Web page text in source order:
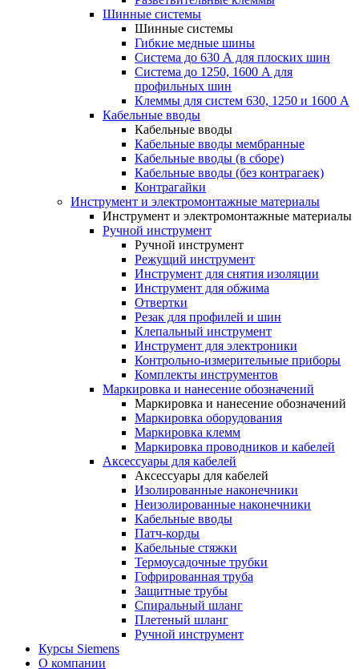
Шинные системы
Шинные системы
Гибкие медные шины
Система до 630 А для плоских шин
Система до 1250, 1600 А для
профильных шин
Клеммы для систем 630, 1250 и 1600 А
Кабельные вводы
Кабельные вводы
Кабельные вводы мембранные
Кабельные вводы (в сборе)
Кабельные вводы (без контрагаек)
Контрагайки
Инструмент и электромонтажные материалы
Инструмент и электромонтажные материалы
Ручной инструмент
Ручной инструмент
Режущий инструмент
Инструмент для снятия изоляции
Инструмент для обжима
Отвертки
Резак для профилей и шин
Клепальный инструмент
Инструмент для электроники
Контрольно-измерительные приборы
Комплекты инструментов
Маркировка и нанесение обозначений
Маркировка и нанесение обозначений
Маркировка оборудования
Маркировка клемм
Маркировка проводников и кабелей
Аксессуары для кабелей
Аксессуары для кабелей
Изолированные наконечники
Неизолированные наконечники
Кабельные вводы
Патч-корды
Кабельные стяжки
Термоусадочные трубки
Гофрированная труба
Защитные трубы
Спиральный шланг
Плетеный шланг
Ручной инструмент
Курсы Siemens
О компании